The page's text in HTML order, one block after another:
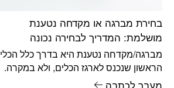
בחירת מברגה או מקדחה נטענת
מושלמת: המדריך לבחירה נכונה
מברגה/מקדחה נטענת היא בדרך כלל הכלי
הראשון שנכנס לארגז הכלים, ולא במקרה.
זהו אחד הכלים השימושיים ביותר כמעט
מעבר לכתבה